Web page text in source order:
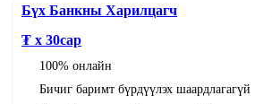
Бүх Банкны Харилцагч
₮ x 30сар
100% онлайн
Бичиг баримт бүрдүүлэх шаардлагагүй